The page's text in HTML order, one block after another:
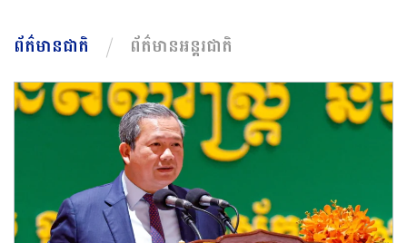
ព័ត៌មានជាតិ ព័ត៌មានអន្តរជាតិ